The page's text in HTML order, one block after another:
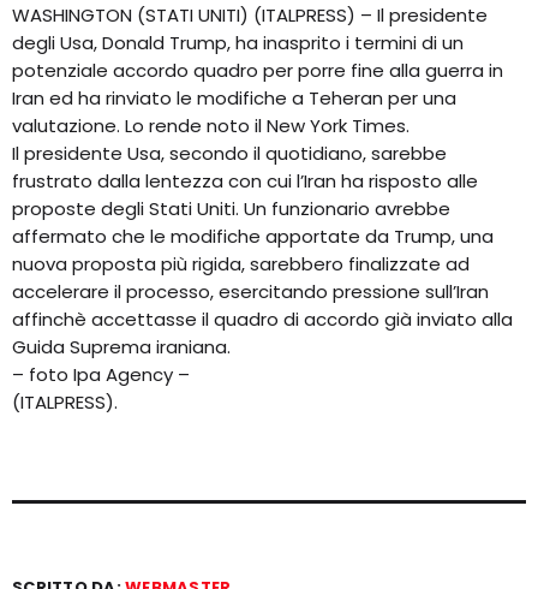
WASHINGTON (STATI UNITI) (ITALPRESS) – Il presidente
degli Usa, Donald Trump, ha inasprito i termini di un
potenziale accordo quadro per porre fine alla guerra in
Iran ed ha rinviato le modifiche a Teheran per una
valutazione. Lo rende noto il New York Times.
Il presidente Usa, secondo il quotidiano, sarebbe
frustrato dalla lentezza con cui l’Iran ha risposto alle
proposte degli Stati Uniti. Un funzionario avrebbe
affermato che le modifiche apportate da Trump, una
nuova proposta più rigida, sarebbero finalizzate ad
accelerare il processo, esercitando pressione sull’Iran
affinchè accettasse il quadro di accordo già inviato alla
Guida Suprema iraniana.
– foto Ipa Agency –
(ITALPRESS).